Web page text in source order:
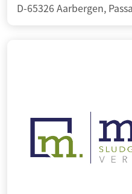
D-65326 Aarbergen,